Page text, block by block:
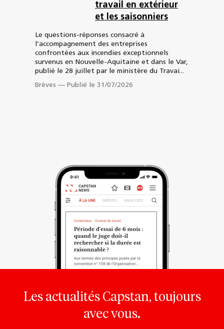
travail en extérieur
et les saisonniers
Le questions-réponses consacré à
l’accompagnement des entreprises
confrontées aux incendies exceptionnels
survenus en Nouvelle-Aquitaine et dans le Var,
publié le 28 juillet par le ministère du Travai...
Brèves — Publié le 31/07/2026
Les actualités Capstan, toujours
avec vous.